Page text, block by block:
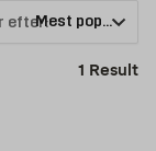
efter:
1 Result